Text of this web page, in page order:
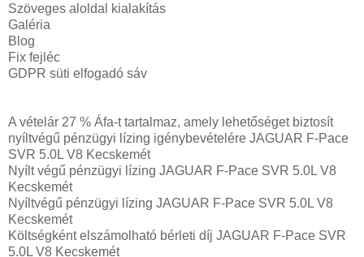
Szöveges aloldal kialakítás
Galéria
Blog
Fix fejléc
GDPR süti elfogadó sáv
A vételár 27 % Áfa-t tartalmaz, amely lehetőséget biztosít
nyíltvégű pénzügyi lízing igénybevételére JAGUAR F-Pace
SVR 5.0L V8 Kecskemét
Nyílt végű pénzügyi lízing JAGUAR F-Pace SVR 5.0L V8
Kecskemét
Nyíltvégű pénzügyi lízing JAGUAR F-Pace SVR 5.0L V8
Kecskemét
Költségként elszámolható bérleti díj JAGUAR F-Pace SVR
5.0L V8 Kecskemét